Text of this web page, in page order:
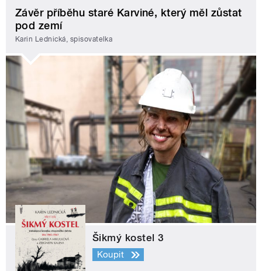
Závěr příběhu staré Karviné, který měl zůstat
pod zemí
Karin Lednická, spisovatelka
Šikmý kostel 3
Koupit